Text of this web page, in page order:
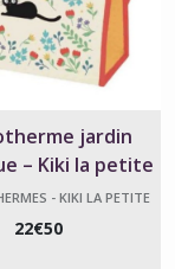
jardin
– Kiki la petite
– Ghibli
- KIKI LA PETITE
22€50